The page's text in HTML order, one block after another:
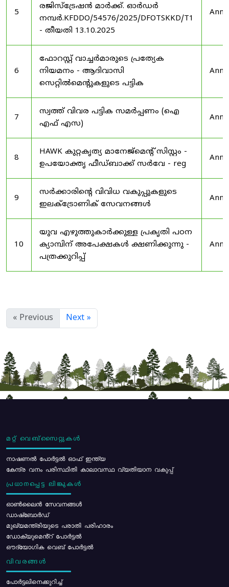
5
രജിസ്ട്രേഷൻ മാർക്ക്. ഓർഡർ
നമ്പർ.KFDDO/54576/2025/DFOTSKKD/T1
- തീയതി 13.10.2025
6
ഫോറസ്റ്റ് വാച്ചർമാരുടെ പ്രത്യേക
നിയമനം - ആദിവാസി
സെറ്റിൽമെന്റുകളുടെ പട്ടിക
7
സ്വത്ത് വിവര പട്ടിക സമർപ്പണം (ഐ
എഫ് എസ)
8
HAWK കുറ്റകൃത്യ മാനേജ്മെന്റ് സിസ്റ്റം -
ഉപയോക്തൃ ഫീഡ്‌ബാക്ക് സർവേ - reg
9
സർക്കാരിന്റെ വിവിധ വകുപ്പുകളുടെ
ഇലക്ട്രോണിക് സേവനങ്ങൾ
10
യുവ എഴുത്തുകാർക്കുള്ള പ്രകൃതി പഠന
ക്യാമ്പിന് അപേക്ഷകൾ ക്ഷണിക്കുന്നു -
പത്രക്കുറിപ്പ്
« Previous Next »
മറ്റ് വെബ്സൈറ്റുകൾ
നാഷണൽ പോർട്ടൽ ഓഫ് ഇന്ത്യ
കേന്ദ്ര വനം പരിസ്ഥിതി കാലാവസ്ഥ വ്യതിയാന വകുപ്പ്
പ്രധാനപ്പെട്ട ലിങ്കുകൾ
ഓൺലൈൻ സേവനങ്ങൾ
ഡാഷ്ബോർഡ്
മുഖ്യമന്ത്രിയുടെ പരാതി പരിഹാരം
ഡോക്യുമെൻ്റ് പോർട്ടൽ
ഔദ്യോഗിക വെബ് പോർട്ടൽ
വിവരങ്ങൾ
പോര്‍ട്ടലിനെക്കുറിച്ച്